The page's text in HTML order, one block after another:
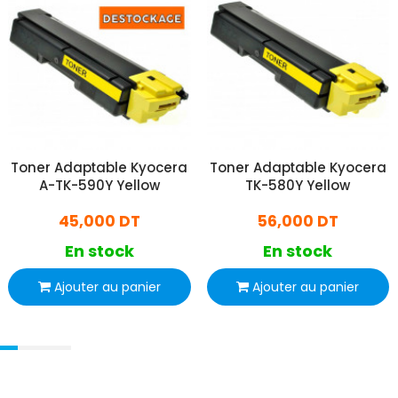
Toner Adaptable Kyocera
A-TK-590Y Yellow
45,000 DT
En stock
Ajouter au panier
Toner Adaptable Kyocera
TK-580Y Yellow
56,000 DT
En stock
Ajouter au panier